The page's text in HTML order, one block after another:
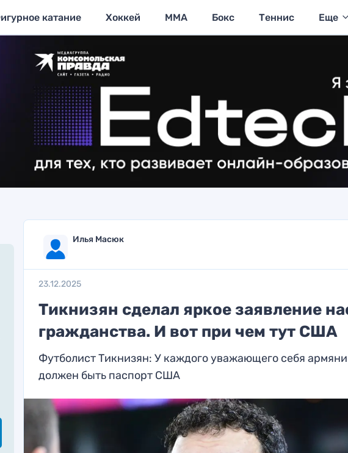
катание Хоккей MMA Бокс Теннис Еще
Илья Масюк
23.12.2025
Тикнизян сделал яркое заявление
гражданства. И вот при чем тут США
Футболист Тикнизян: У каждого уважающего себя
должен быть паспорт США